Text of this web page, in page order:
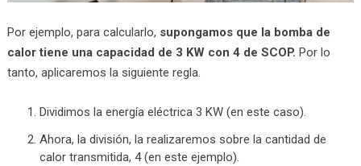
Por ejemplo, para calcularlo, supongamos que la bomba de
calor tiene una capacidad de 3 KW con 4 de SCOP. Por lo
tanto, aplicaremos la siguiente regla.
Dividimos la energía eléctrica 3 KW (en este caso).
Ahora, la división, la realizaremos sobre la cantidad de
calor transmitida, 4 (en este ejemplo).